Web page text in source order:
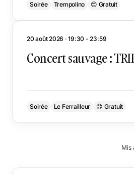
Soirée Trempolino 😊 Gratuit
20 août 2026 · 19:30 - 23:59
Concert sauvage :
Soirée Le Ferrailleur 😊 Gratuit
Mis